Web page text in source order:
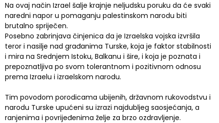
Na ovaj način Izrael šalje krajnje neljudsku poruku da će svaki
naredni napor u pomaganju palestinskom narodu biti
brutalno spriječen.
Posebno zabrinjava činjenica da je Izraelska vojska izvršila
teror i nasilje nad građanima Turske, koja je faktor stabilnosti
i mira na Srednjem Istoku, Balkanu i šire, i koja je poznata i
prepoznatljiva po svom tolerantnom i pozitivnom odnosu
prema Izraelu i izraelskom narodu.
Tim povodom porodicama ubijenih, državnom rukovodstvu i
narodu Turske upućeni su izrazi najdubljeg saosjećanja, a
ranjenima i povrijeđenima želje za brzo ozdravljenje.